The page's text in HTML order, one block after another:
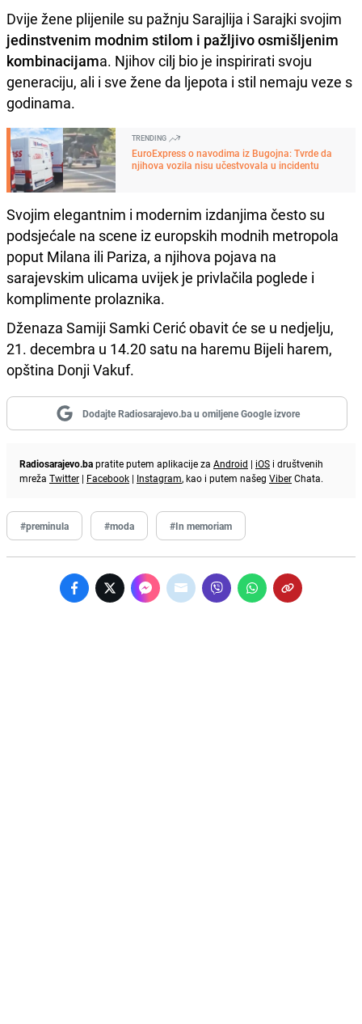
Dvije žene plijenile su pažnju Sarajlija i Sarajki svojim
jedinstvenim modnim stilom i pažljivo osmišljenim
kombinacijama. Njihov cilj bio je inspirirati svoju
generaciju, ali i sve žene da ljepota i stil nemaju veze s
godinama.
TRENDING
EuroExpress o navodima iz Bugojna: Tvrde da
njihova vozila nisu učestvovala u incidentu
Svojim elegantnim i modernim izdanjima često su
podsjećale na scene iz europskih modnih metropola
poput Milana ili Pariza, a njihova pojava na
sarajevskim ulicama uvijek je privlačila poglede i
komplimente prolaznika.
Dženaza Samiji Samki Cerić obavit će se u nedjelju,
21. decembra u 14.20 satu na haremu Bijeli harem,
opština Donji Vakuf.
Dodajte Radiosarajevo.ba u omiljene Google izvore
Radiosarajevo.bapratite putem aplikacije za Android | iOS i društvenih
mreža Twitter | Facebook | Instagram, kao i putem našeg ViberChata.
#preminula #moda #In memoriam